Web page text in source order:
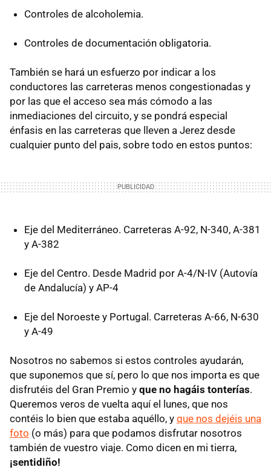
Controles de alcoholemia.
Controles de documentación obligatoria.
También se hará un esfuerzo por indicar a los
conductores las carreteras menos congestionadas y
por las que el acceso sea más cómodo a las
inmediaciones del circuito, y se pondrá especial
énfasis en las carreteras que lleven a Jerez desde
cualquier punto del pais, sobre todo en estos puntos:
Eje del Mediterráneo. Carreteras A-92, N-340, A-381
y A-382
Eje del Centro. Desde Madrid por A-4/N-IV (Autovía
de Andalucía) y AP-4
Eje del Noroeste y Portugal. Carreteras A-66, N-630
y A-49
Nosotros no sabemos si estos controles ayudarán,
que suponemos que sí, pero lo que nos importa es que
disfrutéis del Gran Premio y que no hagáis tonterías.
Queremos veros de vuelta aquí el lunes, que nos
contéis lo bien que estaba aquéllo, y que nos dejéis una
foto (o más) para que podamos disfrutar nosotros
también de vuestro viaje. Como dicen en mi tierra,
¡sentidiño!